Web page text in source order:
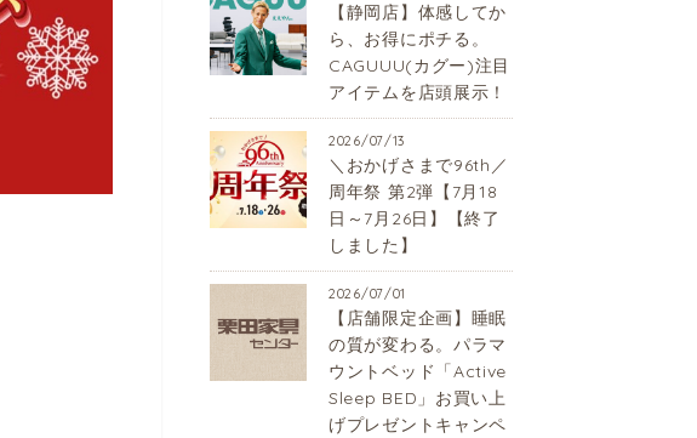
【静岡店】体感してか
ら、お得にポチる。
CAGUUU(カグー)注目
アイテムを店頭展示！
2026/07/13
＼おかげさまで96th／
周年祭 第2弾【7月18
日～7月26日】【終了
しました】
2026/07/01
【店舗限定企画】睡眠
の質が変わる。パラマ
ウントベッド「Active
Sleep BED」お買い上
げプレゼントキャンペ